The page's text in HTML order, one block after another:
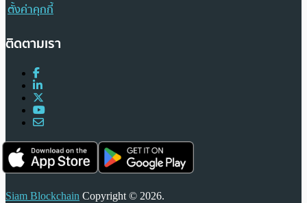
ตั้งค่าคุกกี้
ติดตามเรา
Siam Blockchain Copyright © 2026.